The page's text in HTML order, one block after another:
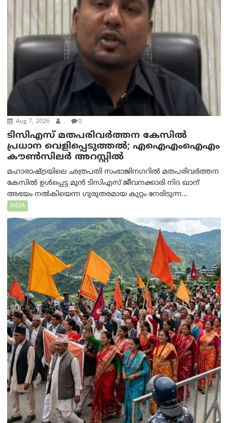
Aug 7, 2026 . 0
ടിസിഎസ് മതപരിവർത്തന കേസിൽ
പ്രധാന വെളിപ്പെടുത്തൽ; എഐഎംഐഎം
കൗൺസിലർ അറസ്റ്റിൽ
മഹാരാഷ്ട്രയിലെ ഛത്രപതി സംഭാജിനഗറിൽ മതപരിവർത്തന
കേസിൽ ഉൾപ്പെട്ട മുൻ ടിസിഎസ് ജീവനക്കാരി നിദ ഖാന്
അഭയം നൽകിയെന്ന ഗുരുതരമായ കുറ്റം നേരിടുന്ന...
INDIA